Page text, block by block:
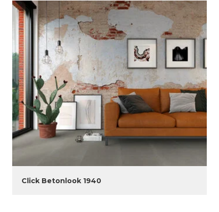
Click Betonlook 1940